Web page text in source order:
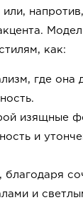
как:
где она
изящные
и
благодаря
и